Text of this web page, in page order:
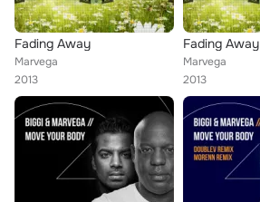
Fading Away
Marvega
2013
Fading Away
Marvega
2013